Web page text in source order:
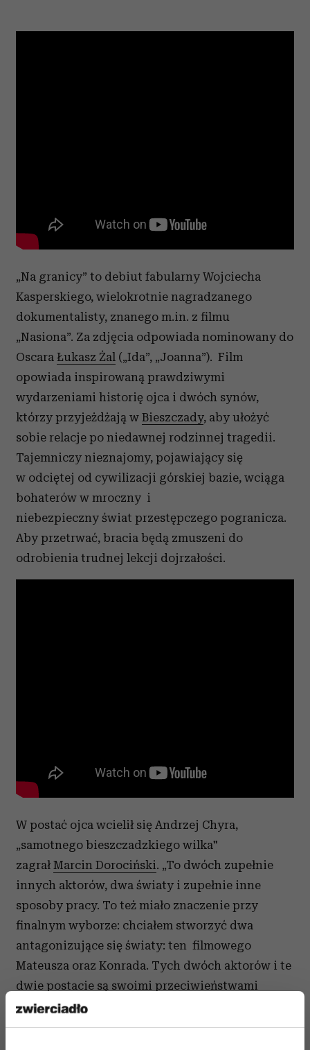
„Na granicy” to debiut fabularny Wojciecha
Kasperskiego, wielokrotnie nagradzanego
dokumentalisty, znanego m.in. z filmu
„Nasiona”. Za zdjęcia odpowiada nominowany do
Oscara Łukasz Żal („Ida”, „Joanna”). Film
opowiada inspirowaną prawdziwymi
wydarzeniami historię ojca i dwóch synów,
którzy przyjeżdżają w Bieszczady, aby ułożyć
sobie relacje po niedawnej rodzinnej tragedii.
Tajemniczy nieznajomy, pojawiający się
w odciętej od cywilizacji górskiej bazie, wciąga
bohaterów w mroczny i
niebezpieczny świat przestępczego pogranicza.
Aby przetrwać, bracia będą zmuszeni do
odrobienia trudnej lekcji dojrzałości.
W postać ojca wcielił się Andrzej Chyra,
„samotnego bieszczadzkiego wilka"
zagrał Marcin Dorociński. „To dwóch zupełnie
innych aktorów, dwa światy i zupełnie inne
sposoby pracy. To też miało znaczenie przy
finalnym wyborze: chciałem stworzyć dwa
antagonizujące się światy: ten filmowego
Mateusza oraz Konrada. Tych dwóch aktorów i te
dwie postacie są swoimi przeciwieństwami
w wielu wymiarach”, mówi reżyser.
W pozostałych rolach występująAndrzej